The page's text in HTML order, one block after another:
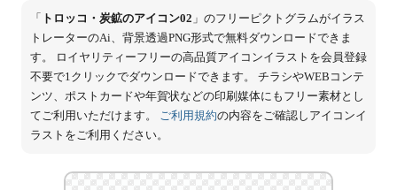
「 トロッコ・炭鉱のアイコン02 」のフリーピクトグラムがイラス
トレーターのAi、背景透過PNG形式で無料ダウンロードできま
す。 ロイヤリティーフリーの高品質アイコンイラストを会員登録
不要で1クリックでダウンロードできます。 チラシやWEBコンテ
ンツ、ポストカードや年賀状などの印刷媒体にもフリー素材とし
てご利用いただけます。 ご利用規約の内容をご確認しアイコンイ
ラストをご利用ください。